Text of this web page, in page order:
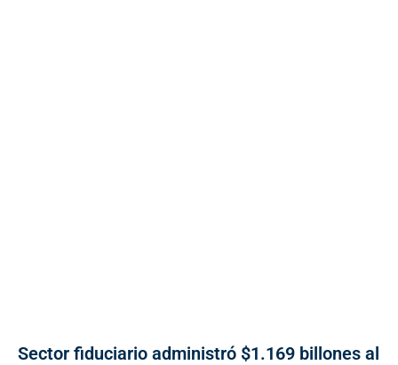
Sector fiduciario administró $1.169 billones al